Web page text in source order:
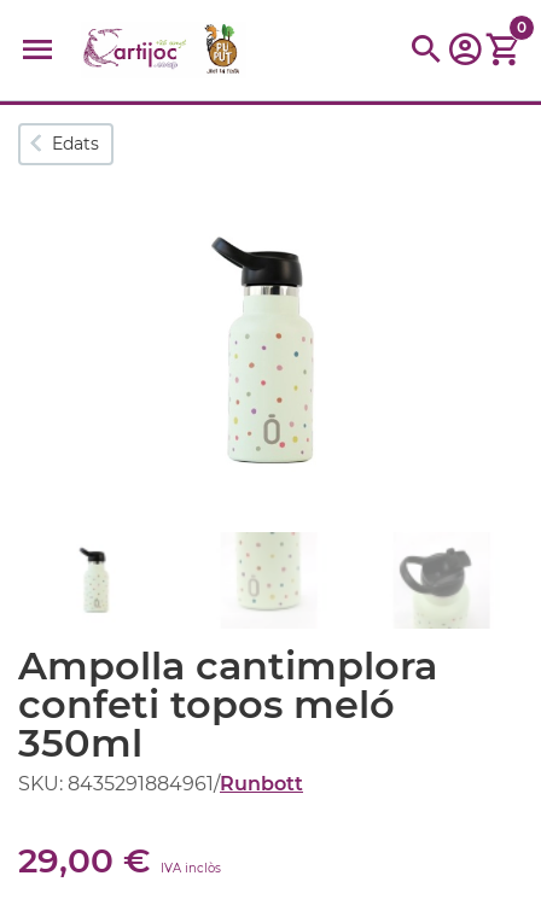
Cerques populars
0
Edats
Ampolla cantimplora
confeti topos meló
350ml
SKU: 8435291884961/Runbott
29,00 € IVA inclòs